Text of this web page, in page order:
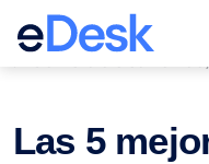
eCommerce Support
Las 5